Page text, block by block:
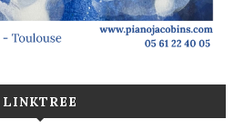
LINKTREE